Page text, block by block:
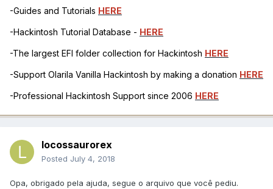
-Guides and Tutorials HERE
-Hackintosh Tutorial Database - HERE
-The largest EFI folder collection for Hackintosh HERE
-Support Olarila Vanilla Hackintosh by making a donation HERE
-Professional Hackintosh Support since 2006 HERE
locossaurorex
Posted July 4, 2018
Opa, obrigado pela ajuda, segue o arquivo que você pediu.